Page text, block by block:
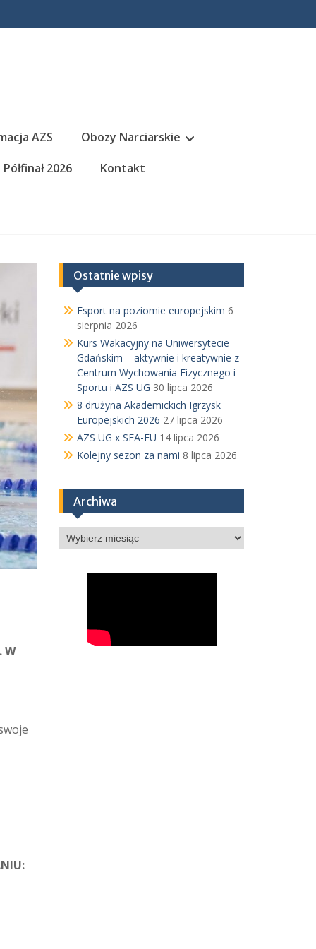
AZS
Obozy Narciarskie
2026 Kontakt
W
Ostatnie wpisy
Esport na poziomie europejskim 6
sierpnia 2026
Kurs Wakacyjny na Uniwersytecie
Gdańskim – aktywnie i kreatywnie z
Centrum Wychowania Fizycznego i
Sportu i AZS UG 30 lipca 2026
8 drużyna Akademickich Igrzysk
Europejskich 2026 27 lipca 2026
AZS UG x SEA-EU 14 lipca 2026
Kolejny sezon za nami 8 lipca 2026
Archiwa
Archiwa